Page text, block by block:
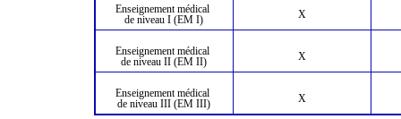
Enseignement médical
de niveau I (EM I)
X
Enseignement médical
de niveau II (EM II)
X
Enseignement médical
de niveau III (EM III)
X